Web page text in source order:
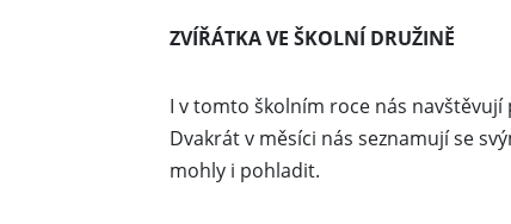
ZVÍŘÁTKA VE ŠKOLNÍ DRUŽINĚ
I v tomto školním roce nás navštěvují
Dvakrát v měsíci nás seznamují se
mohly i pohladit.